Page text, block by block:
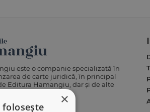
×
folosește
este o companie specializată în
de carte juridică, în principal
Editura Hamangiu, dar și de alte